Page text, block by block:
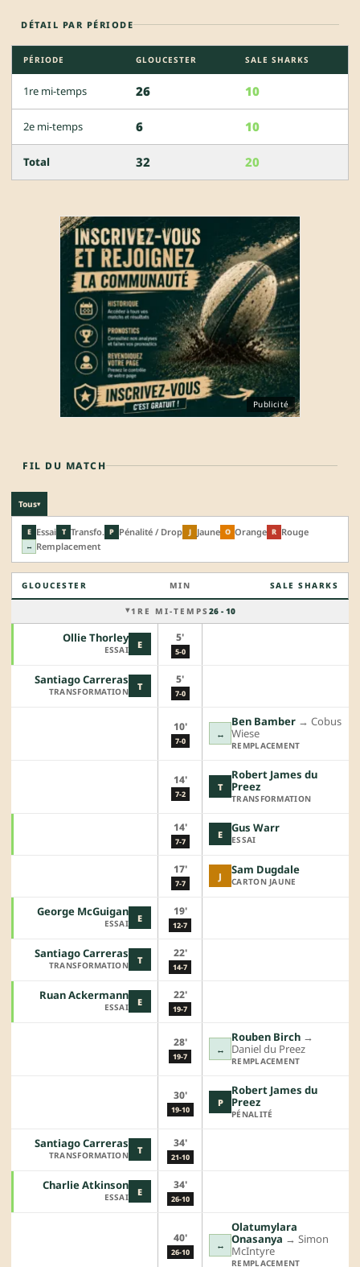
DÉTAIL PAR PÉRIODE
PÉRIODE GLOUCESTER SALE SHARKS
1re mi-temps 26 10
2e mi-temps 6 10
Total 32 20
Publicité
FIL DU MATCH
Tous▾
E Essai T Transfo. P Pénalité / Drop J Jaune O Orange R Rouge
↔ Remplacement
GLOUCESTER MIN SALE SHARKS
1RE MI-TEMPS 26 - 10
E
Ollie Thorley
ESSAI
5'
5-0
T
Santiago Carreras
TRANSFORMATION
5'
7-0
10'
7-0
↔
Ben Bamber →︎ Cobus
Wiese
REMPLACEMENT
14'
7-2
T
Robert James du
Preez
TRANSFORMATION
14'
7-7
E Gus Warr
ESSAI
17'
7-7
J Sam Dugdale
CARTON JAUNE
E
George McGuigan
ESSAI
19'
12-7
T
Santiago Carreras
TRANSFORMATION
22'
14-7
E
Ruan Ackermann
ESSAI
22'
19-7
28'
19-7
↔
Rouben Birch →︎
Daniel du Preez
REMPLACEMENT
30'
19-10
P
Robert James du
Preez
PÉNALITÉ
T
Santiago Carreras
TRANSFORMATION
34'
21-10
E
Charlie Atkinson
ESSAI
34'
26-10
40'
26-10
↔
Olatumylara
Onasanya →︎ Simon
McIntyre
REMPLACEMENT